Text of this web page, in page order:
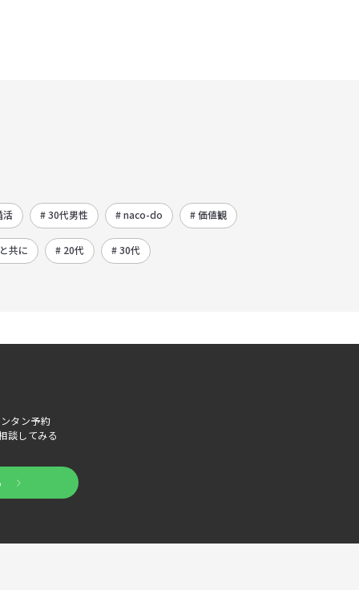
活 # 30代男性 # naco-do # 価値観
共に # 20代 # 30代
タン予約
談してみる